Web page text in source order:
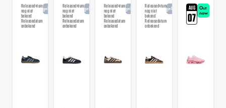
Releasedatum
nog niet
bekend
Releasedatum
onbekend
AangekondigdReleasedatum
nog niet
bekend
Releasedatum
onbekend
AangekondigdReleasedatum
nog niet
bekend
Releasedatum
onbekend
AangekondigdReleasedatum
nog niet
bekend
Releasedatum
onbekend
Aangekondigd AUG
07
Out
now